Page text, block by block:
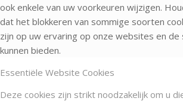
ook enkele van uw voorkeuren wijzigen.
dat het blokkeren van sommige soorten
zijn op uw ervaring op onze websites en de
kunnen bieden.
Essentiële Website Cookies
Deze cookies zijn strikt noodzakelijk om u